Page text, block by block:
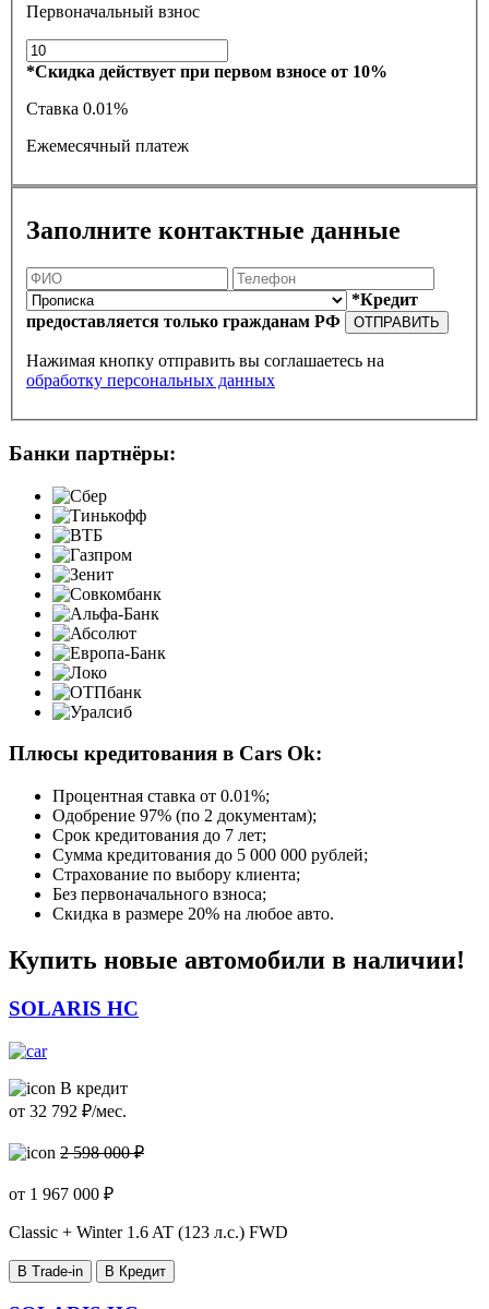
Первоначальный взнос
*Скидка действует при первом взносе от 10%
Ставка 0.01%
Ежемесячный платеж
Заполните контактные данные
*Кредит
предоставляется только гражданам РФ
ОТПРАВИТЬ
Нажимая кнопку отправить вы соглашаетесь на
обработку персональных данных
Банки партнёры:
Плюсы кредитования в Cars Ok:
Процентная ставка от 0.01%;
Одобрение 97% (по 2 документам);
Срок кредитования до 7 лет;
Сумма кредитования до 5 000 000 рублей;
Страхование по выбору клиента;
Без первоначального взноса;
Скидка в размере 20% на любое авто.
Купить новые автомобили в наличии!
SOLARIS HC
В кредит
от 32 792 ₽/мес.
2 598 000 ₽
от 1 967 000 ₽
Classic + Winter 1.6 AT (123 л.с.) FWD
В Trade-in В Кредит